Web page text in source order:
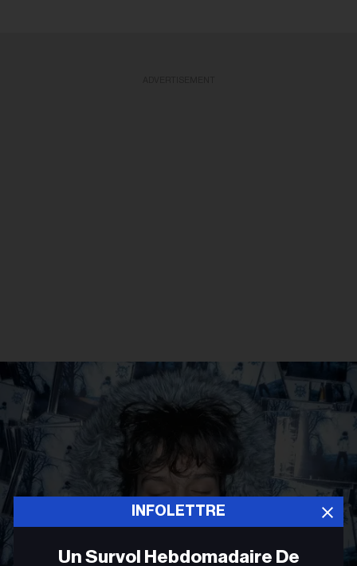
INFOLETTRE
Un Survol Hebdomadaire De